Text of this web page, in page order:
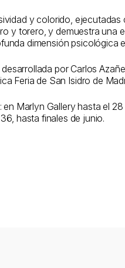
y colorido,
y torero, y demuestra una
dimensión psicológica
por Carlos
Feria de San Isidro de
Marlyn Gallery hasta el
hasta finales de junio.